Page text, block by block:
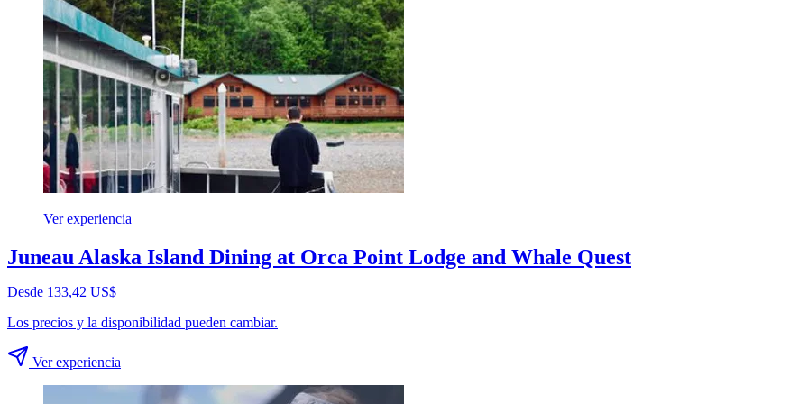
Ver experiencia
Juneau Alaska Island Dining at Orca Point Lodge and Whale Quest
Desde 133,42 US$
Los precios y la disponibilidad pueden cambiar.
Ver experiencia